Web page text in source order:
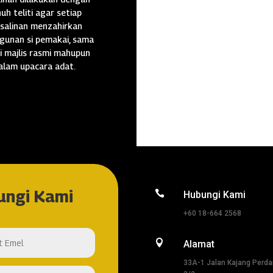
teliti agar setiap
menzahirkan
si pemakai, sama
majlis rasmi mahupun
upacara adat.
Kami  Hubungi Kami
+60 18-664 2568
 Alamat
33A-1 Jalan Kajang